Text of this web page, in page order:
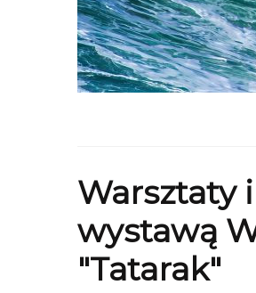
Warsztaty
wystawą
"Tatarak"